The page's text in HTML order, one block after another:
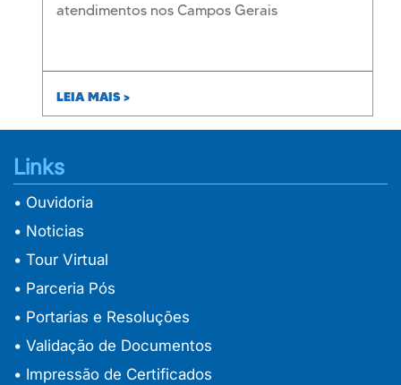
atendimentos nos Campos Gerais
LEIA MAIS >
Links
• Ouvidoria
• Noticias
• Tour Virtual
• Parceria Pós
• Portarias e Resoluções
• Validação de Documentos
• Impressão de Certificados